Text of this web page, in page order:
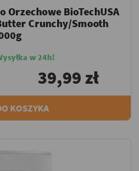
Orzechowe BioTechUSA
Crunchy/Smooth
w 24h!
39,99 zł
KOSZYKA